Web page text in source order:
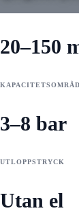
20–150
3–8 bar
UTLOPPSTRYCK
Utan el